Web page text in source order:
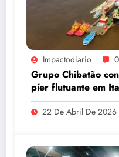
Impactodiario 0
Grupo Chibatão
píer flutuante em
compromisso com
o Amazonas
22 De Abril De 2026